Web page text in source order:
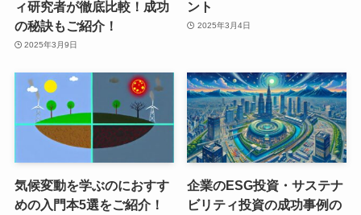
ィ研究者が徹底比較！成功
の秘訣もご紹介！
2025年3月9日
ント
2025年3月4日
気候変動を学ぶのにおすす
めの入門本5選をご紹介！
企業のESG投資・サステナ
ビリティ投資の成功事例の